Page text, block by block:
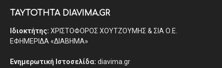
ΤΑΥΤΟΤΗΤΑ DIAVIMA.GR
Ιδιοκτήτης: ΧΡΙΣΤΟΦΟΡΟΣ ΧΟΥΤΖΟΥΜΗΣ & ΣΙΑ Ο.Ε.
ΕΦΗΜΕΡΙΔΑ «ΔΙΑΒΗΜΑ»
Ενημερωτική Ιστοσελίδα: diavima.gr